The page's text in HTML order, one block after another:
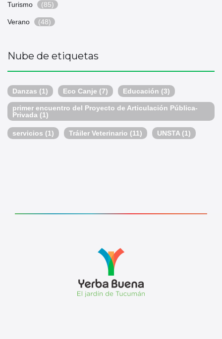
Turismo (85)
Verano (48)
Nube de etiquetas
Danzas (1) Eco Canje (7) Educación (3)
primer encuentro del Proyecto de Articulación Pública-
Privada (1)
servicios (1) Tráiler Veterinario (11) UNSTA(1)